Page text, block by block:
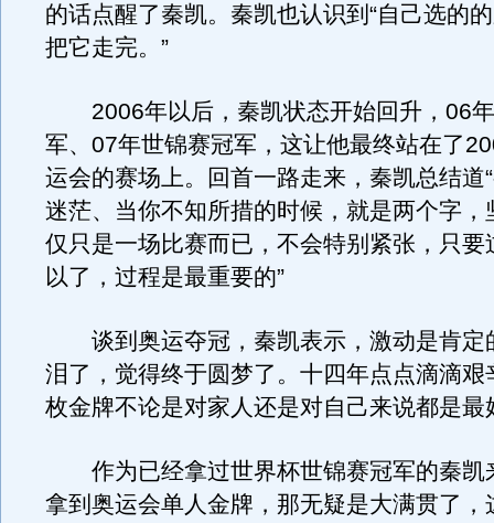
的话点醒了秦凯。秦凯也认识到“自己选的
把它走完。”
2006年以后，秦凯状态开始回升，06
军、07年世锦赛冠军，这让他最终站在了
运会的赛场上。回首一路走来，秦凯总结道
迷茫、当你不知所措的时候，就是两个字，
仅只是一场比赛而已，不会特别紧张，只要
以了，过程是最重要的”
谈到奥运夺冠，秦凯表示，激动是肯定
泪了，觉得终于圆梦了。十四年点点滴滴艰
枚金牌不论是对家人还是对自己来说都是最
作为已经拿过世界杯世锦赛冠军的秦凯
拿到奥运会单人金牌，那无疑是大满贯了，